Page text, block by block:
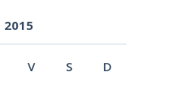
2015
V S D